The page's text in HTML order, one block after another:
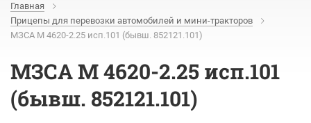
Главная
Прицепы для перевозки автомобилей и мини-тракторов
МЗСА М 4620-2.25 исп.101 (бывш. 852121.101)
МЗСА М 4620-2.25 исп.101
(бывш. 852121.101)